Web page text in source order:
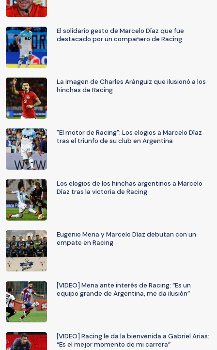
El solidario gesto de Marcelo Díaz que fue
destacado por un compañero de Racing
La imagen de Charles Aránguiz que ilusionó a los
hinchas de Racing
"El motor de Racing": Los elogios a Marcelo Díaz
tras el triunfo de su club en Argentina
Los elogios de los hinchas argentinos a Marcelo
Díaz tras la victoria de Racing
Eugenio Mena y Marcelo Díaz debutan con un
empate en Racing
[VIDEO] Mena ante interés de Racing: “Es un
equipo grande de Argentina, me da ilusión”
[VIDEO] Racing le da la bienvenida a Gabriel Arias:
“Es el mejor momento de mi carrera”